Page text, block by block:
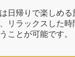
日帰りで楽しめ
リラックスした
ことが可能です。